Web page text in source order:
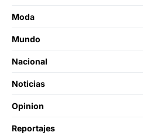
Moda
Mundo
Nacional
Noticias
Opinion
Reportajes